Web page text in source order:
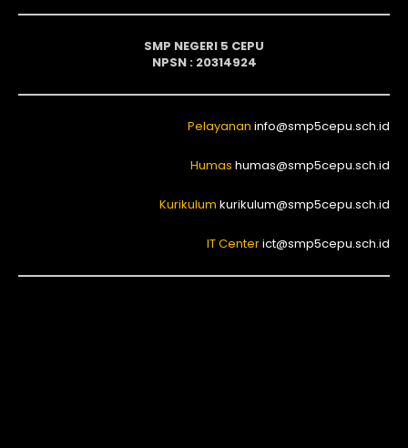
SMP NEGERI 5 CEPU
NPSN : 20314924
Pelayanan info@smp5cepu.sch.id
Humas humas@smp5cepu.sch.id
Kurikulum kurikulum@smp5cepu.sch.id
IT Centerict@smp5cepu.sch.id